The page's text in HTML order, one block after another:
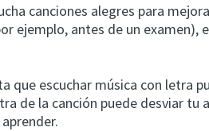
canciones alegres para
ejemplo, antes de un examen),
que escuchar música con letra
de la canción puede desviar tu